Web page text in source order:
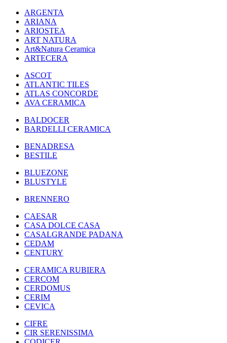
ARGENTA
ARIANA
ARIOSTEA
ART NATURA
Art&Natura Ceramica
ARTECERA
ASCOT
ATLANTIC TILES
ATLAS CONCORDE
AVA CERAMICA
BALDOCER
BARDELLI CERAMICA
BENADRESA
BESTILE
BLUEZONE
BLUSTYLE
BRENNERO
CAESAR
CASA DOLCE CASA
CASALGRANDE PADANA
CEDAM
CENTURY
CERAMICA RUBIERA
CERCOM
CERDOMUS
CERIM
CEVICA
CIFRE
CIR SERENISSIMA